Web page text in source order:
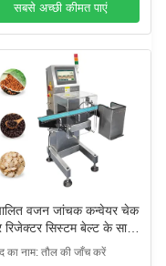
सबसे अच्छी कीमत पाएं
वजन जांचक कन्वेयर चेक
रिजेक्टर सिस्टम बेल्ट के साथ
पैकेज स्केल चेक वेजर
का नाम: तौल की जाँच करें